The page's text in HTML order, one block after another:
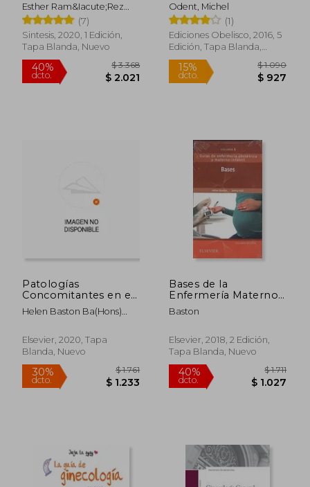
Esther Ram&Iacute;Rez
Matos
(7)
Sintesis, 2020, 1 Edición,
Tapa Blanda, Nuevo
Odent, Michel
(1)
Ediciones Obelisco, 2016, 5
Edición, Tapa Blanda,
Nuevo
15%
dcto.
Patologías
Concomitantes en el
Embarazo, 1e
Helen Baston Ba(Hons)
Adm Rn Rm
Elsevier, 2020, Tapa
Blanda, Nuevo
Bases de la
Enfermería Materno-
Infantil - 2ª Edición
Baston
Elsevier, 2018, 2 Edición,
Tapa Blanda, Nuevo